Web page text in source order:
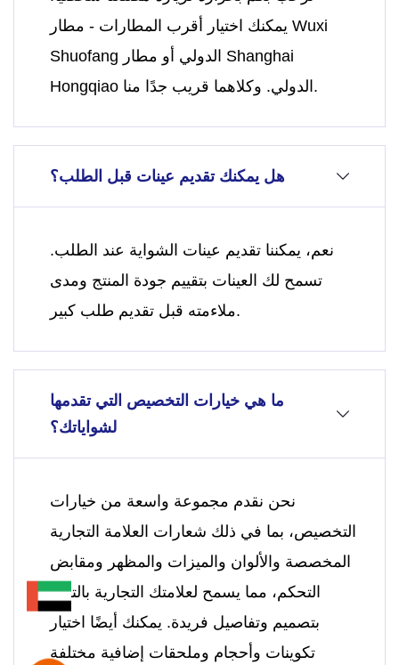
يمكنك اختيار أقرب المطارات - مطار Wuxi
Shuofang الدولي أو مطار Shanghai
Hongqiao الدولي. وكلاهما قريب جدًا منا.
هل يمكنك تقديم عينات قبل الطلب؟
نعم، يمكننا تقديم عينات الشواية عند الطلب.
تسمح لك العينات بتقييم جودة المنتج ومدى
ملاءمته قبل تقديم طلب كبير.
ما هي خيارات التخصيص التي تقدمها
لشواياتك؟
نحن نقدم مجموعة واسعة من خيارات
التخصيص، بما في ذلك شعارات العلامة التجارية
المخصصة والألوان والميزات والمظهر ومقابض
التحكم، مما يسمح لعلامتك التجارية بالتميز
بتصميم وتفاصيل فريدة. يمكنك أيضًا اختيار
تكوينات وأحجام وملحقات إضافية مختلفة